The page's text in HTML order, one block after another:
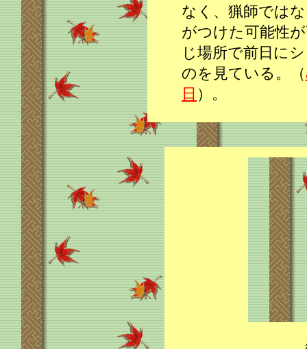
なく、猟師では
がつけた可能性
じ場所で前日に
のを見ている。（
日 ）。